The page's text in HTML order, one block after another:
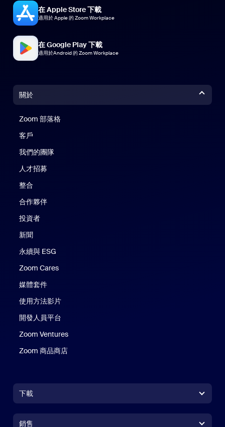
在 Apple Store 下載
適用於 Apple 的 Zoom Workplace
在 Google Play 下載
適用於Android 的 Zoom Workplace
關於
Zoom 部落格
客戶
我們的團隊
人才招募
整合
合作夥伴
投資者
新聞
永續與 ESG
Zoom Cares
媒體套件
使用方法影片
開發人員平台
Zoom Ventures
Zoom 商品商店
下載
銷售